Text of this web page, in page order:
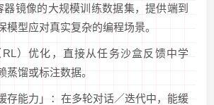
器镜像的大规模训练数据集，提供端到
模型应对真实复杂的编程场景。
）优化，直接从任务沙盒反馈中学
蒸馏或标注数据。
存能力」：在多轮对话／迭代中，能缓